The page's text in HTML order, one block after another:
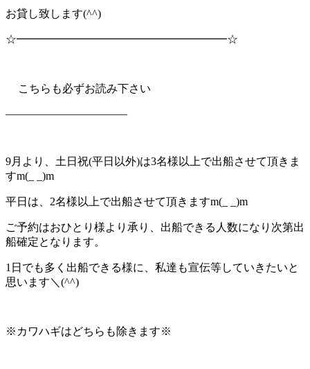
お貸し致します(^^)
☆━━━━━━━━━━━━━━━━━━━☆
こちらも必ずお読み下さい
———————————
9月より、土日祝(平日以外)は3名様以上で出船させて頂きま
すm(_ _)m
平日は、2名様以上で出船させて頂きますm(_ _)m
ご予約はおひとり様より承り、出船できる人数になり次第出
船確定となります。
1日でも多く出船できる様に、私達も宣伝等していきたいと
思います＼(^^)
※カワハギはどちらも除きます※